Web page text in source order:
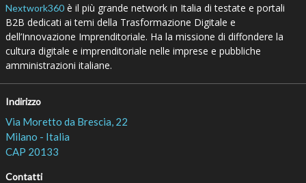
Nextwork360è il più grande network in Italia di testate e portali
B2B dedicati ai temi della Trasformazione Digitale e
dell’Innovazione Imprenditoriale. Ha la missione di diffondere la
cultura digitale e imprenditoriale nelle imprese e pubbliche
amministrazioni italiane.
Indirizzo
Via Moretto da Brescia, 22
Milano - Italia
CAP 20133
Contatti